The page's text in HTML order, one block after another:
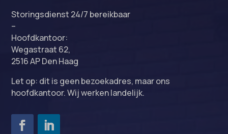
Storingsdienst 24/7 bereikbaar
–
Hoofdkantoor:
Wegastraat 62,
2516 AP Den Haag
Let op: dit is geen bezoekadres, maar ons
hoofdkantoor. Wij werken landelijk.